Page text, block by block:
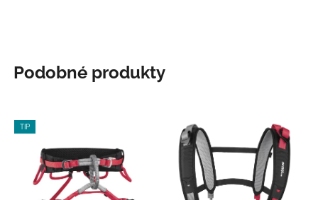
Podobné produkty
TIP